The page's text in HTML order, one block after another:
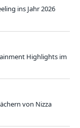
ins Jahr 2026
Highlights im
von Nizza